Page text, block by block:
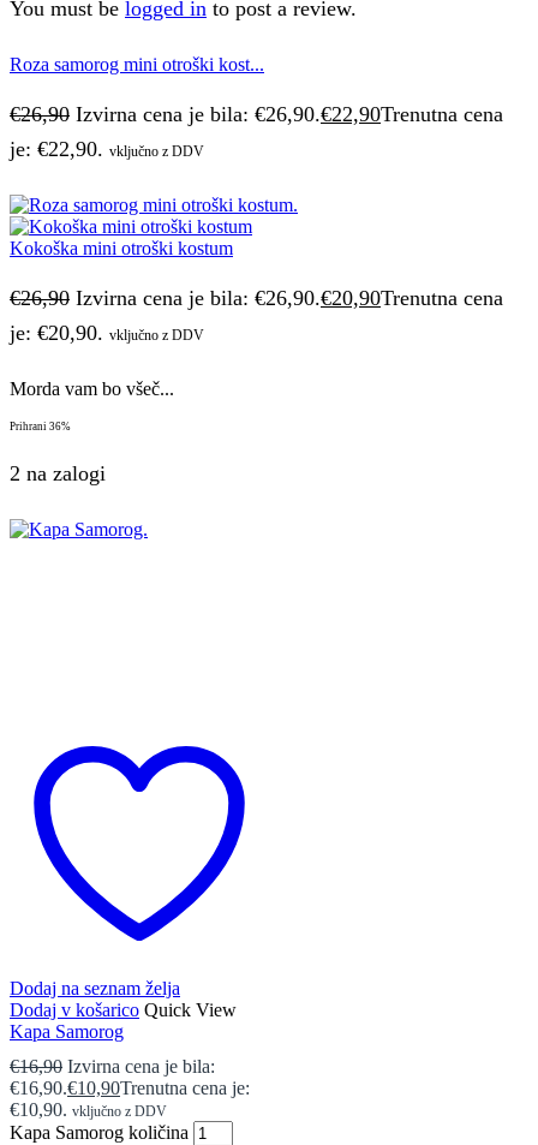
You must be logged in to post a review.
Roza samorog mini otroški kost...
€26,90 Izvirna cena je bila: €26,90.€22,90Trenutna cena
je: €22,90. vključno z DDV
Kokoška mini otroški kostum
€26,90 Izvirna cena je bila: €26,90.€20,90Trenutna cena
je: €20,90. vključno z DDV
Morda vam bo všeč...
Prihrani 36%
2 na zalogi
Dodaj na seznam želja
Dodaj v košarico Quick View
Kapa Samorog
€16,90 Izvirna cena je bila:
€16,90.€10,90Trenutna cena je:
€10,90. vključno z DDV
Kapa Samorog količina